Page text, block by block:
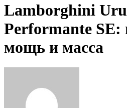
Lamborghini
Performante SE:
мощь и масса